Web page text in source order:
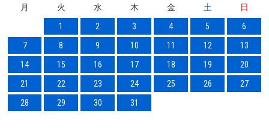
月 火 水 木 金 土
日
1
2 3 4 5
6
7
8 9 10 11 12
13
14
15 16 17 18 19
20
21
22 23 24 25 26
27
28
29 30 31